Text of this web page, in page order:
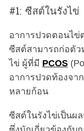
#1: ซีสต์ในรังไข่
อาการปวดตอนไ
ซีสต์สามารถก่อตัว
ไข่ ผู้ที่มี PCOS
อาการปวดท้องจา
หลายก้อน
ซีสต์ในรังไข่เป็นผ